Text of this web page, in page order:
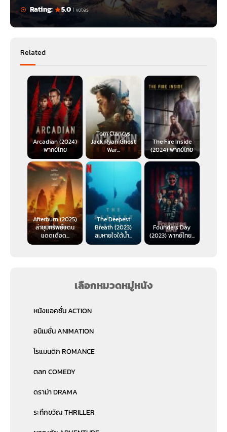
Rating:
5.01 votes
Related
Arcadian (2024)
พากย์ไทย
Tom Clancys
Jack Ryan Ghost
War...
The Fire Inside
(2024) พากย์ไทย
Afterburn (2025)
ล่าขุมทรัพย์แดน
แดดเดือด...
The Deepest
Breath (2023)
ลมหายใจใต้น้ำ...
Founders Day
(2023) พากย์ไทย...
เลือกหมวดหมู่หนัง
หนังแอคชั่น ACTION
อนิเมชั่น ANIMATION
โรแมนติก ROMANCE
ตลก COMEDY
ดราม่า DRAMA
ระทึกขวัญ THRILLER